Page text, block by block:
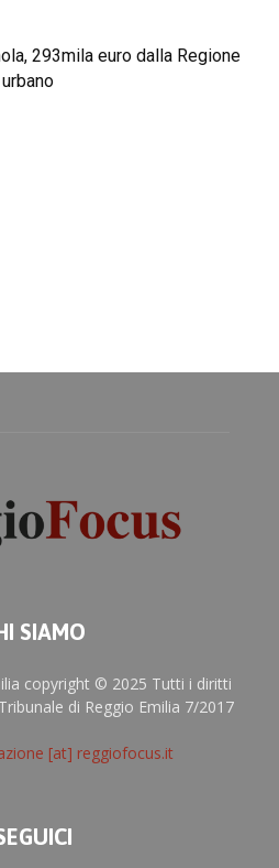
293mila euro dalla Regione
SIAMO
copyright © 2025 Tutti i diritti
di Reggio Emilia 7/2017
[at] reggiofocus.it